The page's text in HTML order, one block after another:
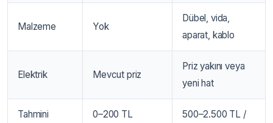
Malzeme Yok
Dübel, vida,
aparat, kablo
Elektrik Mevcut priz
Priz yakını veya
yeni hat
Tahmini
0–200 TL
500–2.500 TL /